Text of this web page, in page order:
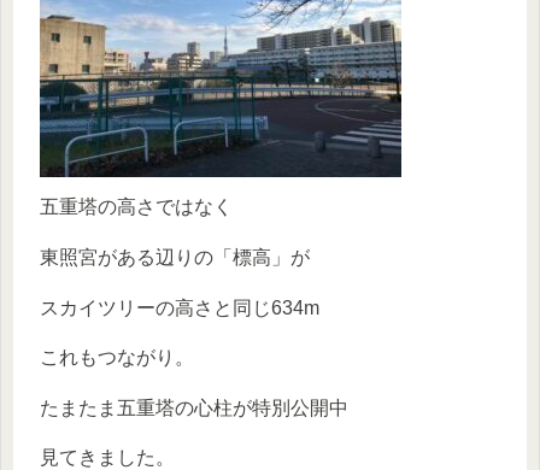
五重塔の高さではなく
東照宮がある辺りの「標高」が
スカイツリーの高さと同じ634m
これもつながり。
たまたま五重塔の心柱が特別公開中
見てきました。